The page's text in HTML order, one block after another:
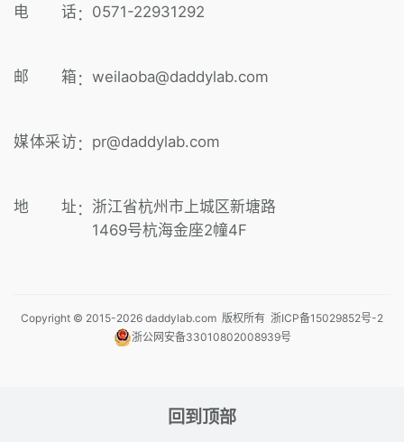
电 话 ： 0571-22931292
邮 箱 ： weilaoba@daddylab.com
媒体采访 ： pr@daddylab.com
地 址 ： 浙江省杭州市上城区新塘路
1469号杭海金座2幢4F
Copyright © 2015-2026 daddylab.com 版权所有 浙ICP备15029852号-2
浙公网安备33010802008939号
回到顶部